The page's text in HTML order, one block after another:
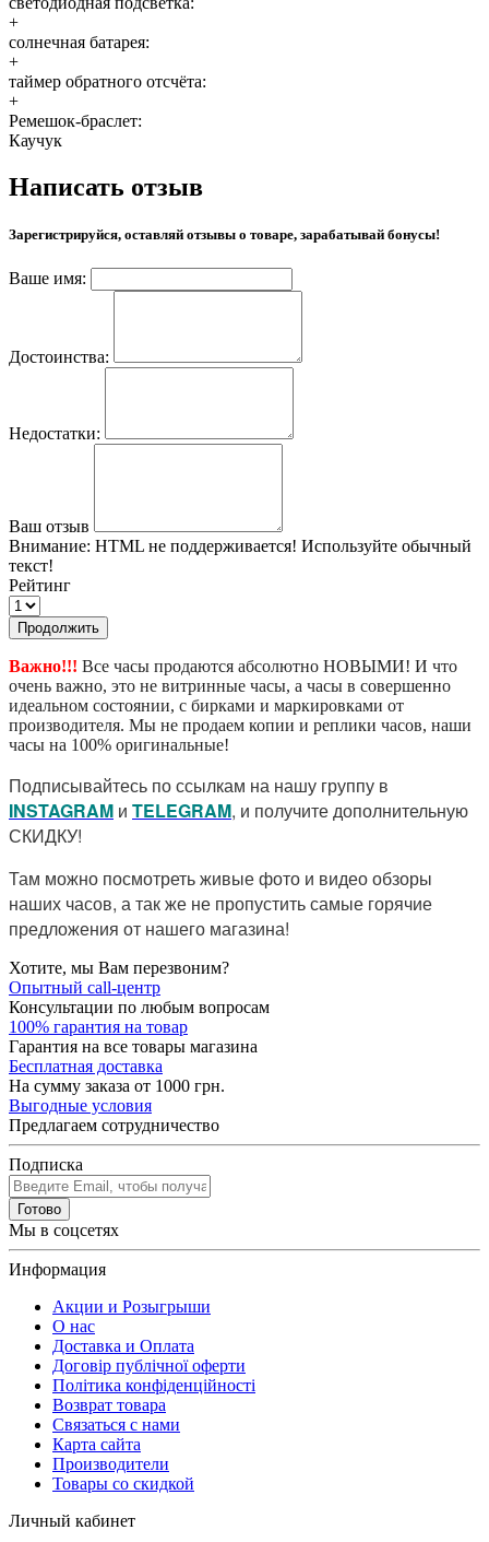
+
солнечная батарея:
+
таймер обратного отсчёта:
+
Ремешок-браслет:
Каучук
Написать отзыв
Зарегистрируйся, оставляй отзывы о товаре, зарабатывай бонусы!
Ваше имя:
Достоинства:
Недостатки:
Ваш отзыв
Внимание: HTML не поддерживается! Используйте обычный
текст!
Рейтинг
Продолжить
Важно!!! Все часы продаются абсолютно НОВЫМИ! И что
очень важно, это не витринные часы, а часы в совершенно
идеальном состоянии, с бирками и маркировками от
производителя. Мы не продаем копии и реплики часов, наши
часы на 100% оригинальные!
Подписывайтесь по ссылкам на нашу группу в
INSTAGRAM и TELEGRAM, и получите дополнительную
СКИДКУ!
Там можно посмотреть живые фото и видео обзоры
наших часов, а так же не пропустить самые горячие
предложения от нашего магазина!
Хотите, мы Вам перезвоним?
Опытный call-центр
Консультации по любым вопросам
100% гарантия на товар
Гарантия на все товары магазина
Бесплатная доставка
На сумму заказа от 1000 грн.
Выгодные условия
Предлагаем сотрудничество
Подписка
Готово
Мы в соцсетях
Информация
Акции и Розыгрыши
О нас
Доставка и Оплата
Договір публічної оферти
Політика конфіденційності
Возврат товара
Связаться с нами
Карта сайта
Производители
Товары со скидкой
Личный кабинет